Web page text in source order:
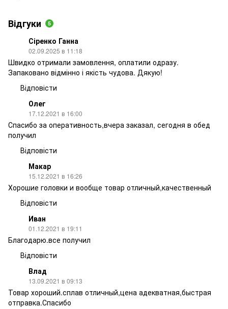
Відгуки 5
Сіренко Ганна
02.09.2025 в 11:18
Швидко отримали замовлення, оплатили одразу.
Запаковано відмінно і якість чудова. Дякую!
Відповісти
Олег
17.12.2021 в 16:00
Спасибо за оперативность,вчера заказал, сегодня в обед
получил
Відповісти
Макар
15.12.2021 в 16:26
Хорошие головки и вообще товар отличный,качественный
Відповісти
Иван
01.12.2021 в 19:11
Благодарю.все получил
Відповісти
Влад
13.09.2021 в 09:13
Товар хороший.сплав отличный,цена адекватная,быстрая
отправка.Спасибо